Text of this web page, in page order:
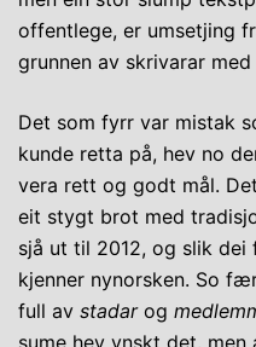
offentlege, er umsetjing
grunnen av skrivarar
Det som fyrr var mistak
kunde retta på, hev no
vera rett og godt mål.
eit stygt brot med
sjå ut til 2012, og slik dei
kjenner nynorsken. So
full av stadarog
sume hev ynskt det,